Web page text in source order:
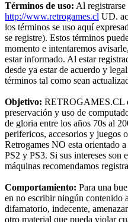
Términos de uso: Al
http://www.retrogames.cl UD.
los términos se uso aquí
se registre). Estos términos
momento e intentaremos
estar informado. Al estar
desde ya estar de acuerdo y
términos tal como sean
Objetivo: RETROGAMES.CL
preservación y uso de
de gloria entre los años 70s al
perifericos, accesorios y juegos
Retrogames NO esta orientado
PS2 y PS3. Si sus intereses son
máquinas recomendamos
Comportamiento: Para una
en no escribir ningún contenido
difamatorio, indecente,
otro material que pueda violar